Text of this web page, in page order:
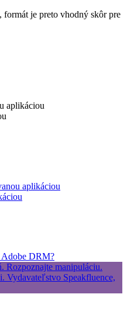
je preto vhodný skôr pre
aplikáciou
aplikáciou
Adobe DRM?